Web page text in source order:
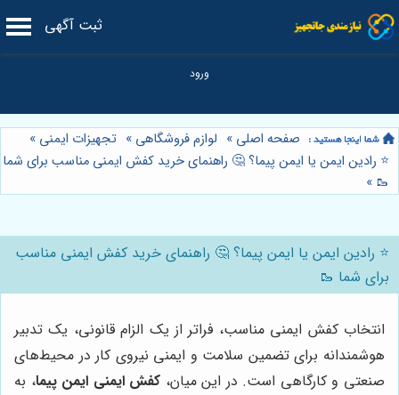
ثبت آگهی
صفحه اصلی » لوازم فروشگاهی » تجهیزات ایمنی »
⭐️ رادین ایمن یا ایمن پیما؟ 🤔 راهنمای خرید کفش ایمنی مناسب برای شما
🥾
»
⭐️ رادین ایمن یا ایمن پیما؟ 🤔 راهنمای خرید کفش ایمنی مناسب
برای شما 🥾
انتخاب کفش ایمنی مناسب، فراتر از یک الزام قانونی، یک تدبیر
هوشمندانه برای تضمین سلامت و ایمنی نیروی کار در محیط‌های
صنعتی و کارگاهی است. در این میان، کفش ایمنی ایمن پیما، به